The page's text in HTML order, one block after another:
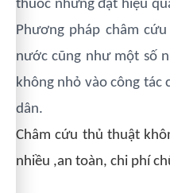
thuốc nhưng đạt hiệu
Phương pháp châm
nước cũng như một số
không nhỏ vào công tác
dân.
Châm cứu thủ thuật
nhiều ,an toàn, chi phí